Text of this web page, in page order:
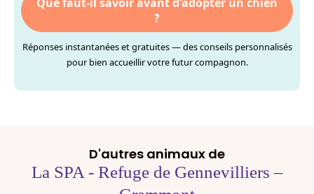
?
Réponses instantanées et gratuites — des conseils personnalisés
pour bien accueillir votre futur compagnon.
D'autres animaux de
La SPA - Refuge de Gennevilliers –